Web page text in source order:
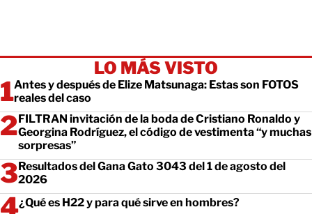
LO MÁS VISTO
Antes y después de Elize Matsunaga: Estas son FOTOS
reales del caso
FILTRAN invitación de la boda de Cristiano Ronaldo y
Georgina Rodríguez, el código de vestimenta “y muchas
sorpresas”
Resultados del Gana Gato 3043 del 1 de agosto del
2026
¿Qué es H22 y para qué sirve en hombres?